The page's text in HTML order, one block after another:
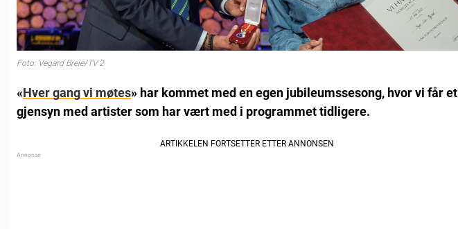
Foto: Vegard Breie/TV 2
«Hver gang vi møtes» har kommet med en egen jubileumssesong, hvor vi får et
gjensyn med artister som har vært med i programmet tidligere.